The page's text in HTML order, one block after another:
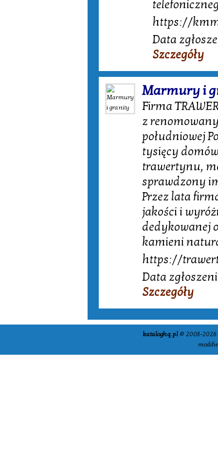
https://
Data
Szczegóły
Marmury i
Firma
z
południowej
tysięcy
trawertynu,
sprawdzony
Przez lata
jakości i
dedykowanej
kamieni
https://
Data
Szczegóły
kataloghq.pl © 2008-